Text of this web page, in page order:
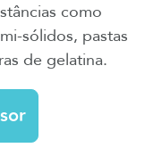
como
sólidos, pastas
de gelatina.